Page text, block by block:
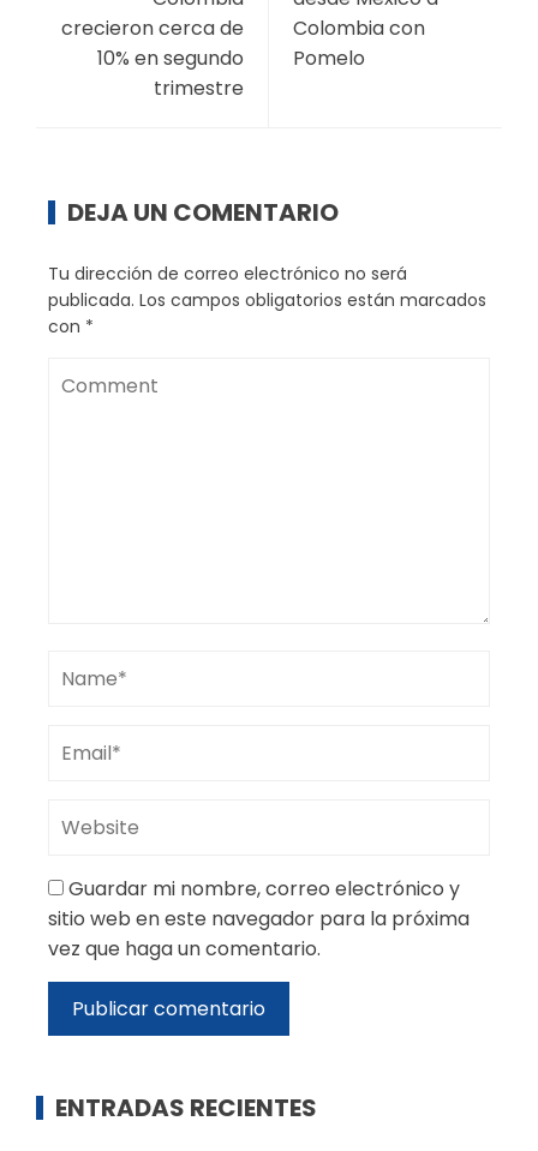
crecieron cerca de
10% en segundo
trimestre
Colombia con
Pomelo
DEJA UN COMENTARIO
Tu dirección de correo electrónico no será
publicada. Los campos obligatorios están marcados
con *
Guardar mi nombre, correo electrónico y
sitio web en este navegador para la próxima
vez que haga un comentario.
ENTRADAS RECIENTES